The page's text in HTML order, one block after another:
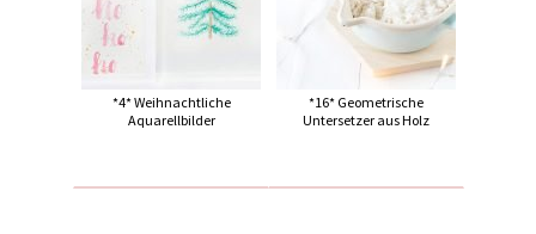
*4* Weihnachtliche
Aquarellbilder
*16* Geometrische
Untersetzer aus Holz